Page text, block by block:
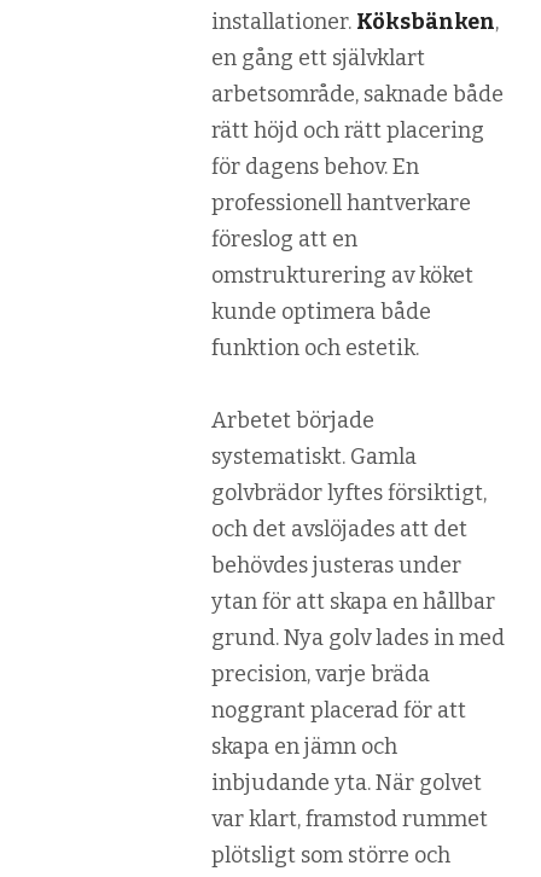
installationer. Köksbänken,
en gång ett självklart
arbetsområde, saknade både
rätt höjd och rätt placering
för dagens behov. En
professionell hantverkare
föreslog att en
omstrukturering av köket
kunde optimera både
funktion och estetik.
Arbetet började
systematiskt. Gamla
golvbrädor lyftes försiktigt,
och det avslöjades att det
behövdes justeras under
ytan för att skapa en hållbar
grund. Nya golv lades in med
precision, varje bräda
noggrant placerad för att
skapa en jämn och
inbjudande yta. När golvet
var klart, framstod rummet
plötsligt som större och